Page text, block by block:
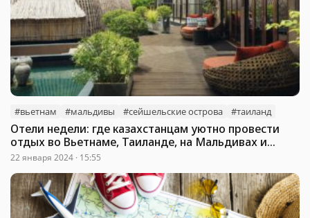
#вьетнам #мальдивы #сейшельские острова #таиланд
Отели недели: где казахстанцам уютно провести
отдых во Вьетнаме, Таиланде, на Мальдивах и
Сейшелах?
22 января 2024 · 15:55